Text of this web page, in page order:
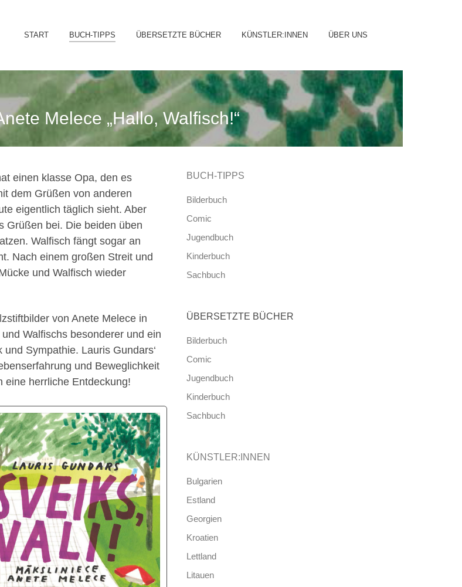
Skip
content
START BUCH-TIPPS ÜBERSETZTE BÜCHER KÜNSTLER:INNEN ÜBER UNS
Melece „Hallo, Walfisch!“
einen klasse Opa, den es
dem Grüßen von anderen
eigentlich täglich sieht. Aber
Grüßen bei. Die beiden üben
Walfisch fängt sogar an
Nach einem großen Streit und
und Walfisch wieder
von Anete Melece in
Walfischs besonderer und ein
Sympathie. Lauris Gundars‘
und Beweglichkeit
eine herrliche Entdeckung!
BUCH-TIPPS
Bilderbuch
Comic
Jugendbuch
Kinderbuch
Sachbuch
ÜBERSETZTE BÜCHER
Bilderbuch
Comic
Jugendbuch
Kinderbuch
Sachbuch
KÜNSTLER:INNEN
Bulgarien
Estland
Georgien
Kroatien
Lettland
Litauen